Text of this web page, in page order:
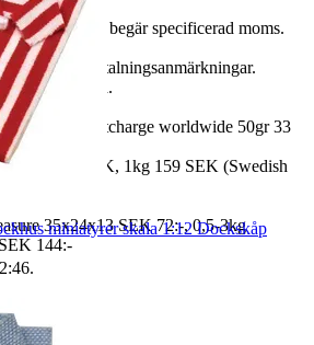
Har ni företag begär specificerad moms.
ni inte har betalningsanmärkningar.
oanvänd vara.
Freightcharge worldwide 50gr 33
109 SEK, 1kg 159 SEK (Swedish
35x24x13 SEK 72:-, 0,5-3kg
144:-
miniatyrer skala 1:12 Dockskåp
.